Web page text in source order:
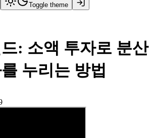
Toggle theme
: 소액 투자로 분산
누리는 방법